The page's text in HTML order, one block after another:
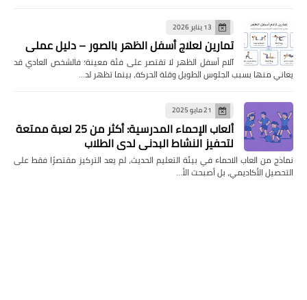
13 يناير 2026
تمارين لعلاج أسفل الظهر بالصور – دليل عملي
آلام أسفل الظهر لا تقتصر على فئة معينة؛ فالشخص العادي قد
يعاني منها بسبب الجلوس الطويل وقلة الحركة، بينما تظهر لد…
21 مايو 2025
ألعاب الإحماء المدرسية: أكثر من 25 لعبة ممتعة
لتحفيز النشاط البدني لدى الطلاب
نماذج من العاب الاحماء في بيئة التعليم الحديث، لم يعد التركيز مقتصرًا فقط على
التحصيل الأكاديمي، بل أصبحت الأ…